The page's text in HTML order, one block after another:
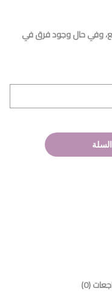
وفي حال وجود فرق في
(0)